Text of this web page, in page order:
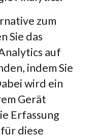
zum
Sie das
auf
indem Sie
wird ein
Gerät
Erfassung
diese